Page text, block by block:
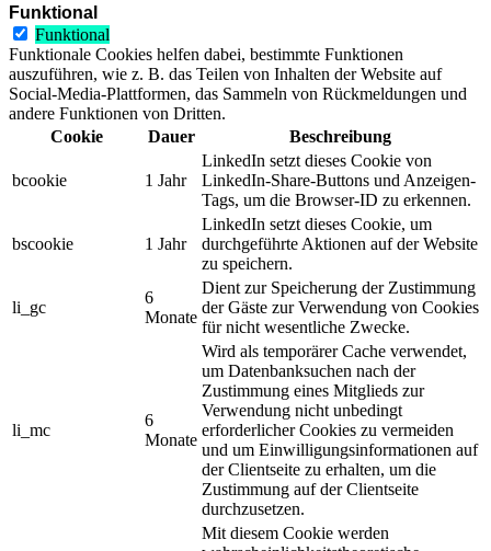
Funktional
Funktional
Funktionale Cookies helfen dabei, bestimmte Funktionen
auszuführen, wie z. B. das Teilen von Inhalten der Website auf
Social-Media-Plattformen, das Sammeln von Rückmeldungen und
andere Funktionen von Dritten.
Cookie
Dauer Beschreibung
bcookie 1 Jahr
LinkedIn setzt dieses Cookie von
LinkedIn-Share-Buttons und Anzeigen-
Tags, um die Browser-ID zu erkennen.
bscookie 1 Jahr
LinkedIn setzt dieses Cookie, um
durchgeführte Aktionen auf der Website
zu speichern.
li_gc
6
Monate
Dient zur Speicherung der Zustimmung
der Gäste zur Verwendung von Cookies
für nicht wesentliche Zwecke.
li_mc
6
Monate
Wird als temporärer Cache verwendet,
um Datenbanksuchen nach der
Zustimmung eines Mitglieds zur
Verwendung nicht unbedingt
erforderlicher Cookies zu vermeiden
und um Einwilligungsinformationen auf
der Clientseite zu erhalten, um die
Zustimmung auf der Clientseite
durchzusetzen.
Mit diesem Cookie werden